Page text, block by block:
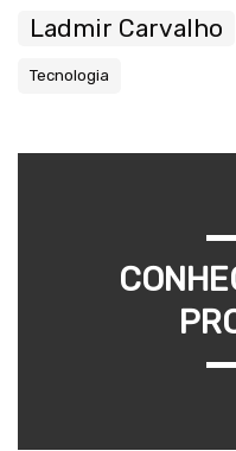
Ladmir Carvalho
Tecnologia